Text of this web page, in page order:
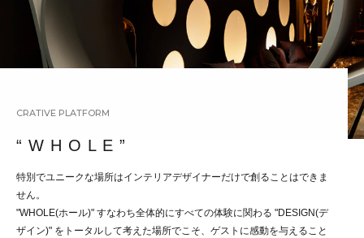
CRATIVE PLATFORM
“ W H O L E ”
特別でユニークな場所はインテリアデザイナーだけで創ることはできま
せん。
"WHOLE(ホール)" すなわち全体的にすべての体験に関わる "DESIGN(デ
ザイン)" をトータルして考えた場所でこそ、ゲストに感動を与えること